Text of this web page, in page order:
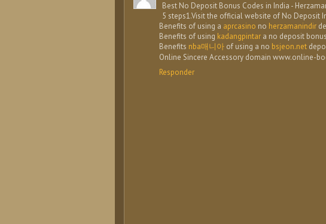
Best No Deposit Bonus Codes in India -
5 steps1.Visit the official website of No Deposit
Benefits of using a aprcasino no herzamanindir
Benefits of using kadangpintar a no deposit
Benefits nba매니아 of using a no bsjeon.net
Online Sincere Accessory domain www.online-
Responder